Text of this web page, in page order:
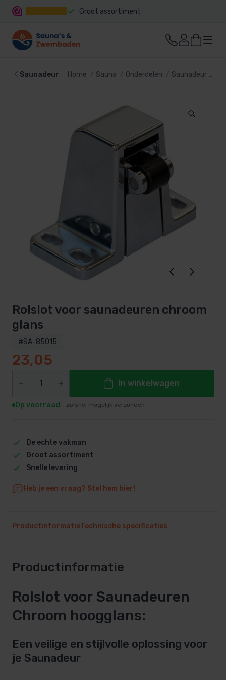
Groot assortiment
Saunadeur Home Sauna Onderdelen Saunadeur
Rolslot voor saunadeuren chroom
glans
#SA-85015
23,05
In winkelwagen
Op voorraad Zo snel mogelijk verzonden
De echte vakman
Groot assortiment
Snelle levering
Heb je een vraag? Stel hem hier!
ProductinformatieTechnische specificaties
Productinformatie
Rolslot voor Saunadeuren
Chroom hoogglans:
Een veilige en stijlvolle oplossing voor
je Saunadeur